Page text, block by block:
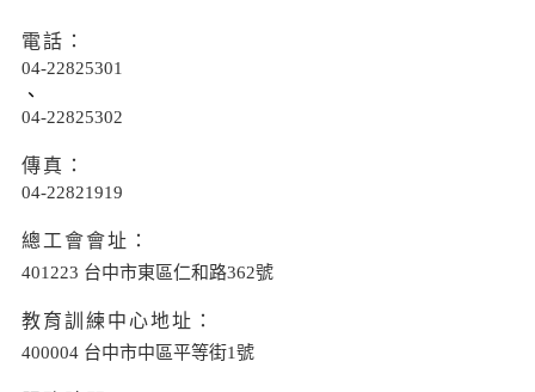
電話：
04-22825301
、
04-22825302
傳真：
04-22821919
總工會會址：
401223 台中市東區仁和路362號
教育訓練中心地址：
400004 台中市中區平等街1號